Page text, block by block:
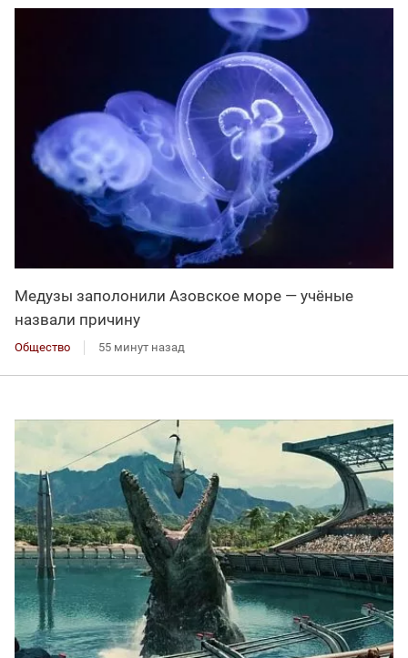
Медузы заполонили Азовское море — учёные
назвали причину
Общество 55 минут назад